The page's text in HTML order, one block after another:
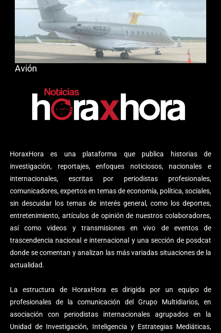
HoraxHora es una plataforma que publica historias de
investigación, reportajes, enfoques noticiosos, nacionales e
internacionales, escritas por periodistas profesionales,
comunicadores, expertos en temas de economía, política, sociales,
sin descuidar los temas de interés general, como los deportes,
entretenimiento, artículos de opinión de nuestros colaboradores,
así como videos y transmisiones en vivo de eventos de
trascendencia nacional e internacional y una sección de posdcat
donde se comentan y analizan las más variadas situaciones de la
actualidad.
La estructura de HoraxHora es dirigida por un equipo de
profesionales de la comunicación del Grupo Multidiarios, en
asociación con periodistas internacionales agrupados en la
Unidad de Investigación, Inteligencia y Estrategias Mediáticas,
Avión